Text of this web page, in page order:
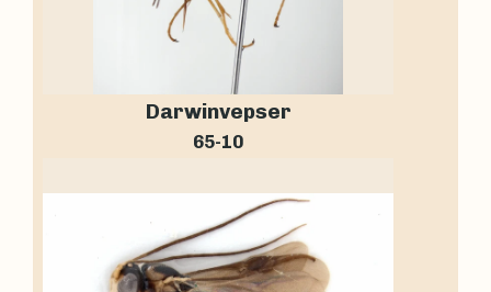
Darwinvepser
65-10